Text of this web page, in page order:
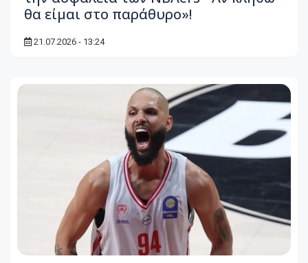
θα είμαι στο παράθυρο»!
21.07.2026 - 13:24